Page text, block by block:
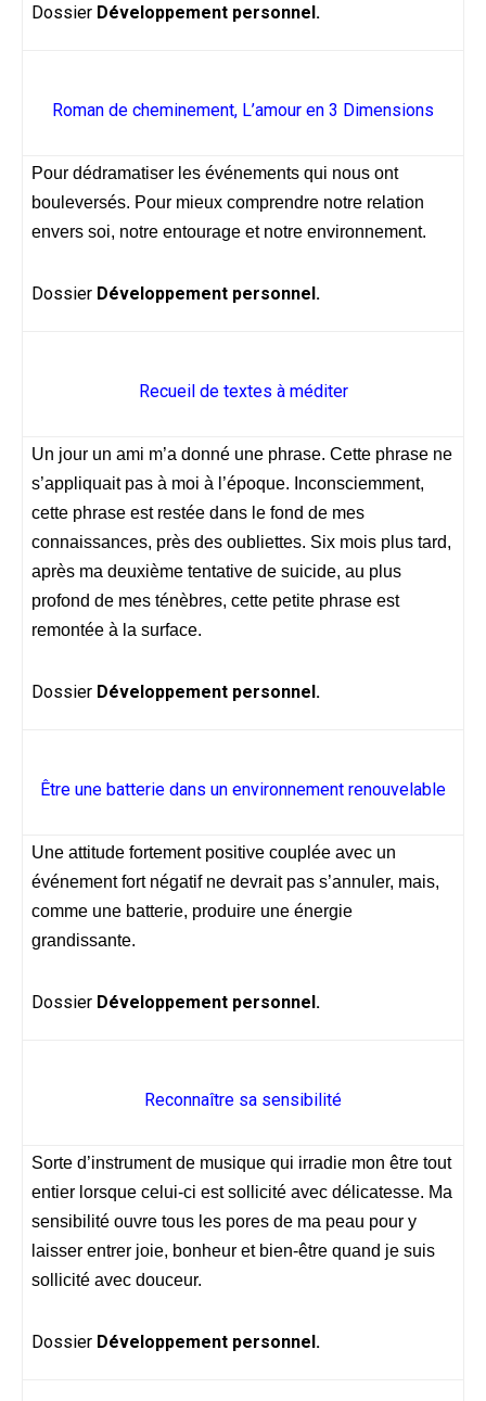
Dossier Développement personnel.
Roman de cheminement, L’amour en 3 Dimensions
Pour dédramatiser les événements qui nous ont
bouleversés. Pour mieux comprendre notre relation
envers soi, notre entourage et notre environnement.
Dossier Développement personnel.
Recueil de textes à méditer
Un jour un ami m’a donné une phrase. Cette phrase ne
s’appliquait pas à moi à l’époque. Inconsciemment,
cette phrase est restée dans le fond de mes
connaissances, près des oubliettes. Six mois plus tard,
après ma deuxième tentative de suicide, au plus
profond de mes ténèbres, cette petite phrase est
remontée à la surface.
Dossier Développement personnel.
Être une batterie dans un environnement renouvelable
Une attitude fortement positive couplée avec un
événement fort négatif ne devrait pas s’annuler, mais,
comme une batterie, produire une énergie
grandissante.
Dossier Développement personnel.
Reconnaître sa sensibilité
Sorte d’instrument de musique qui irradie mon être tout
entier lorsque celui-ci est sollicité avec délicatesse. Ma
sensibilité ouvre tous les pores de ma peau pour y
laisser entrer joie, bonheur et bien-être quand je suis
sollicité avec douceur.
Dossier Développement personnel.